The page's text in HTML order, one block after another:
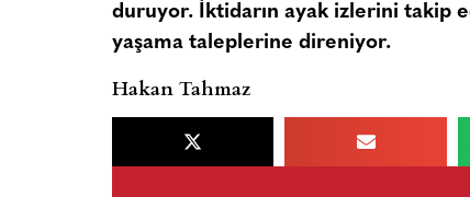
duruyor. İktidarın ayak izlerini takip
yaşama taleplerine direniyor.
Hakan Tahmaz